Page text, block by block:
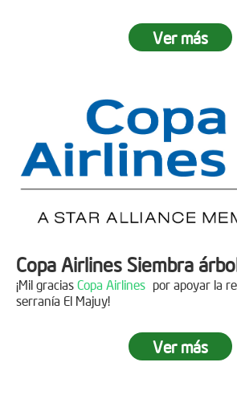
Jornada de reforestación
15 personas
Ver más
Copa Airlines Siembra
¡Mil gracias Copa Airlines por apoyar la
serranía El Majuy!
Siembra en el Páramo
Ver más